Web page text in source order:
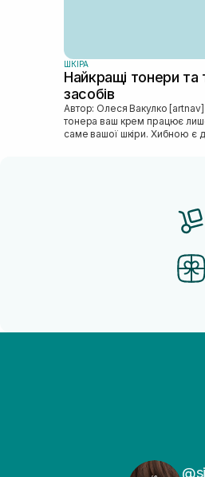
ШКIРА
Найкращі тонери
засобів
Автор: Олеся Вакулко [artnav] У цій статті ми пояснимо, чому без
тонера ваш крем працює лише
саме вашої